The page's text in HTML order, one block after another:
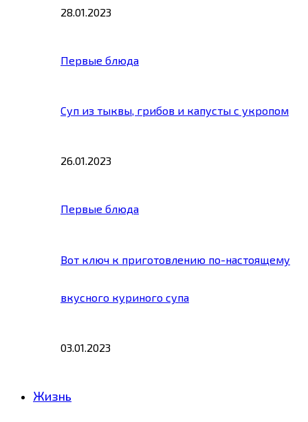
28.01.2023
Первые блюда
Суп из тыквы, грибов и капусты с укропом
26.01.2023
Первые блюда
Вот ключ к приготовлению по-настоящему
вкусного куриного супа
03.01.2023
Жизнь